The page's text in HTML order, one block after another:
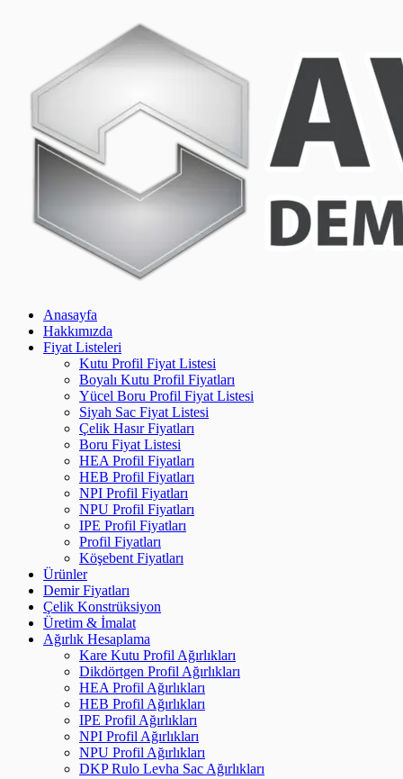
Anasayfa
Hakkımızda
Fiyat Listeleri
Kutu Profil Fiyat Listesi
Boyalı Kutu Profil Fiyatları
Yücel Boru Profil Fiyat Listesi
Siyah Sac Fiyat Listesi
Çelik Hasır Fiyatları
Boru Fiyat Listesi
HEA Profil Fiyatları
HEB Profil Fiyatları
NPI Profil Fiyatları
NPU Profil Fiyatları
IPE Profil Fiyatları
Profil Fiyatları
Köşebent Fiyatları
Ürünler
Demir Fiyatları
Çelik Konstrüksiyon
Üretim & İmalat
Ağırlık Hesaplama
Kare Kutu Profil Ağırlıkları
Dikdörtgen Profil Ağırlıkları
HEA Profil Ağırlıkları
HEB Profil Ağırlıkları
IPE Profil Ağırlıkları
NPI Profil Ağırlıkları
NPU Profil Ağırlıkları
DKP Rulo Levha Sac Ağırlıkları